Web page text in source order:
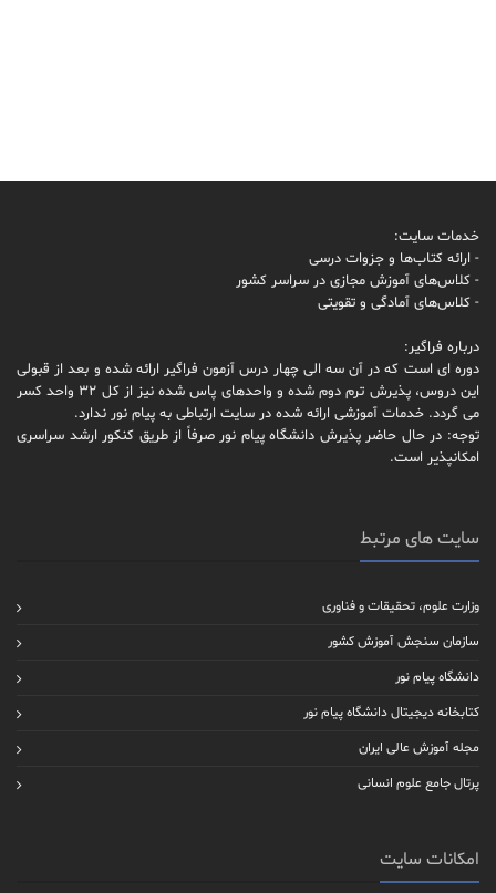
خدمات سایت:
- ارائه کتاب‌ها و جزوات درسی
- کلاس‌های آموزش مجازی در سراسر کشور
- کلاس‌های آمادگی و تقویتی
درباره فراگیر:
دوره ای است که در آن سه الی چهار درس آزمون فراگیر ارائه شده و بعد از قبولی
این دروس، پذیرش ترم دوم شده و واحدهای پاس شده نیز از کل 32 واحد کسر
می گردد. خدمات آموزشی ارائه شده در سایت ارتباطی به پیام نور ندارد.
توجه: در حال حاضر پذیرش دانشگاه پیام نور صرفاً از طریق کنکور ارشد سراسری
امکانپذیر است.
سایت های مرتبط
وزارت علوم، تحقیقات و فناوری
سازمان سنجش آموزش کشور
دانشگاه پیام نور
کتابخانه دیجیتال دانشگاه پیام نور
مجله آموزش عالی ایران
پرتال جامع علوم انسانی
امکانات سایت